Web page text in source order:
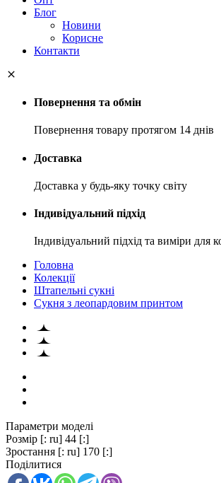
Блог
Новини
Корисне
Контакти
Повернення та обмін
Повернення товару протягом 14 днів
Доставка
Доставка у будь-яку точку світу
Індивідуальний підхід
Індивідуальний підхід та виміри для
Головна
Колекції
Штапельні сукні
Сукня з леопардовим принтом
Параметри моделі
Розмір [: ru] 44 [:]
Зростання [: ru] 170 [:]
Поділитися